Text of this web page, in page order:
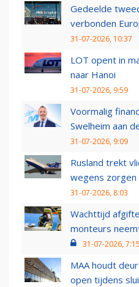
Gedeelde
verbonden
31-07-2026, 10:37
LOT opent in
naar Hanoi
31-07-2026, 9:59
Voormalig
Swelheim aan
31-07-2026, 9:09
Rusland trekt
wegens zorgen
31-07-2026, 8:03
Wachttijd
monteurs
31-07-2026, 7:15
MAA houdt
open tijdens